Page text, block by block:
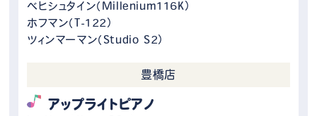
ベヒシュタイン（Millenium116K）
ホフマン（T-122）
ツィンマーマン（Studio S2）
豊橋店
アップライトピアノ